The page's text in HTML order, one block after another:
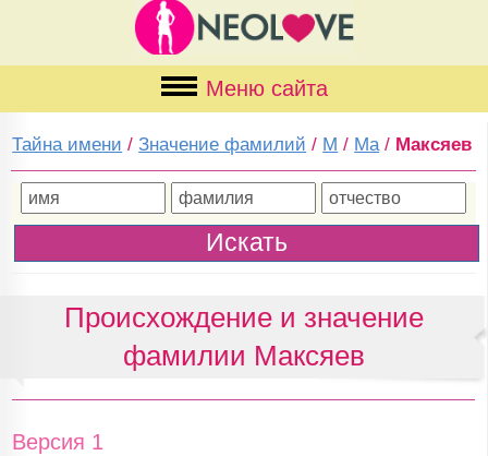
Меню сайта
Тайна имени /Значение фамилий / М / Ма / Максяев
Происхождение и значение
фамилии Максяев
Версия 1